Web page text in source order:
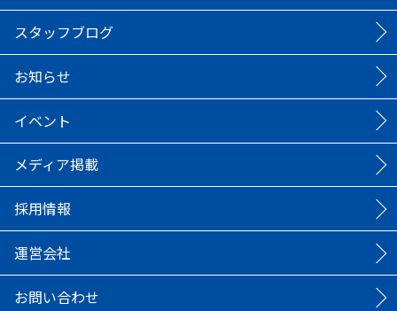
スタッフブログ
お知らせ
イベント
メディア掲載
採用情報
運営会社
お問い合わせ